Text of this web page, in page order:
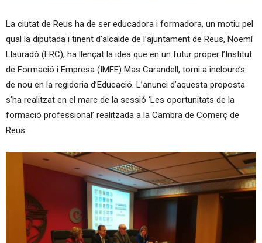
La ciutat de Reus ha de ser educadora i formadora, un motiu pel
qual la diputada i tinent d’alcalde de l’ajuntament de Reus, Noemí
Llauradó (ERC), ha llençat la idea que en un futur proper l’Institut
de Formació i Empresa (IMFE) Mas Carandell, torni a incloure’s
de nou en la regidoria d’Educació. L’anunci d’aquesta proposta
s’ha realitzat en el marc de la sessió ‘Les oportunitats de la
formació professional’ realitzada a la Cambra de Comerç de
Reus.